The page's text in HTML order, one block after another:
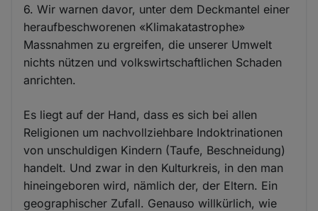
6. Wir warnen davor, unter dem Deckmantel einer
heraufbeschworenen «Klimakatastrophe»
Massnahmen zu ergreifen, die unserer Umwelt
nichts nützen und volkswirtschaftlichen Schaden
anrichten.
Es liegt auf der Hand, dass es sich bei allen
Religionen um nachvollziehbare Indoktrinationen
von unschuldigen Kindern (Taufe, Beschneidung)
handelt. Und zwar in den Kulturkreis, in den man
hineingeboren wird, nämlich der, der Eltern. Ein
geographischer Zufall. Genauso willkürlich, wie